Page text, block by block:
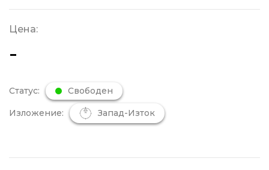
Цена:
-
Статус: Свободен
Изложение: Запад-Изток